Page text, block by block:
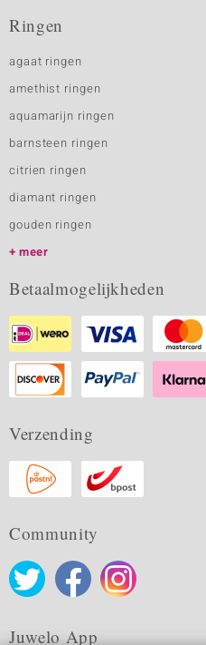
Ringen
agaat ringen
amethist ringen
aquamarijn ringen
barnsteen ringen
citrien ringen
diamant ringen
gouden ringen
meer
Betaalmogelijkheden
Verzending
Community
Juwelo App